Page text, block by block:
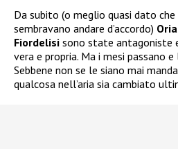
Da subito (o meglio quasi dato
sembravano andare d’accordo)
Fiordelisi sono state antagoniste
vera e propria. Ma i mesi passano
Sebbene non se le siano mai
qualcosa nell’aria sia cambiato